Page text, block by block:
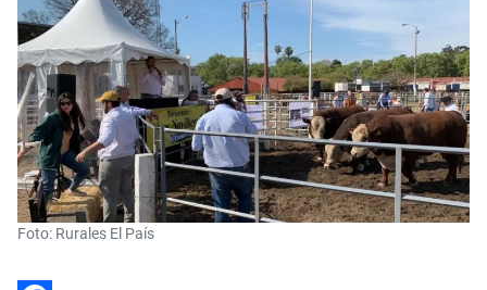
Foto: Rurales El País